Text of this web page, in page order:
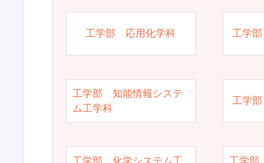
工学部 応用化学科 工学
工学部 知能情報システ
ム工学科
工学